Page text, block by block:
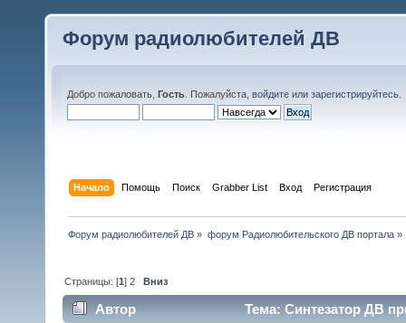
Форум радиолюбителей ДВ
Добро пожаловать, Гость . Пожалуйста, войдите или зарегистрируйтесь
Начало Помощь Поиск Grabber List Вход Регистрация
Форум радиолюбителей ДВ » форум Радиолюбительского ДВ портала»
Страницы: [1]2 Вниз
Автор Тема: Синтезатор ДВ